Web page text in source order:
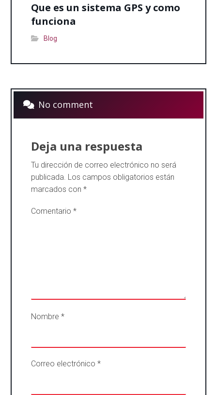
Que es un sistema GPS y como
funciona
Blog
No comment
Deja una respuesta
Tu dirección de correo electrónico no será
publicada. Los campos obligatorios están
marcados con*
Comentario*
Nombre*
Correo electrónico*